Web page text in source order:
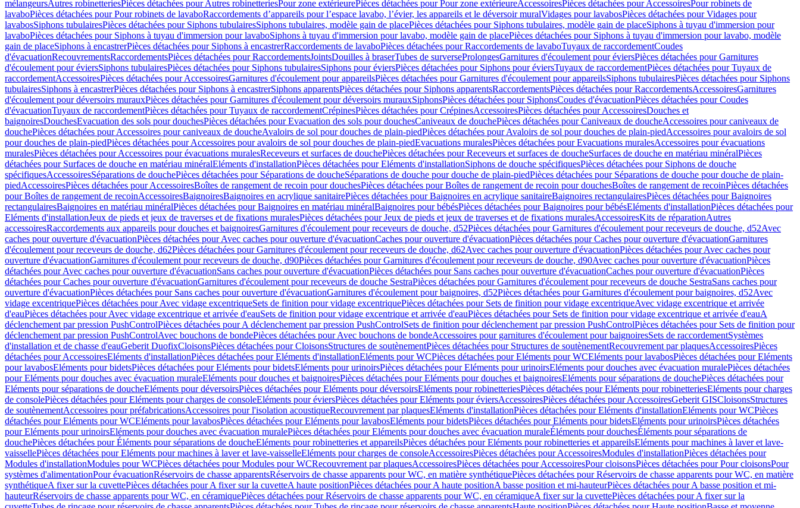
mélangeursAutres robinetteriesPièces détachées pour Autres robinetteriesPour zone extérieurePièces détachées pour Pour zone extérieureAccessoiresPièces détachées pour AccessoiresPour robinets de
lavaboPièces détachées pour Pour robinets de lavaboRaccordements d’appareils pour l’espace lavabo, l’évier, les appareils et le déversoir muralVidages pour lavabosPièces détachées pour Vidages pour
lavabosSiphons tubulairesPièces détachées pour Siphons tubulairesSiphons tubulaires, modèle gain de placePièces détachées pour Siphons tubulaires, modèle gain de placeSiphons à tuyau d'immersion pour
lavaboPièces détachées pour Siphons à tuyau d'immersion pour lavaboSiphons à tuyau d'immersion pour lavabo, modèle gain de placePièces détachées pour Siphons à tuyau d'immersion pour lavabo, modèle
gain de placeSiphons à encastrerPièces détachées pour Siphons à encastrerRaccordements de lavaboPièces détachées pour Raccordements de lavaboTuyaux de raccordementCoudes
d'évacuationRecouvrementsRaccordementsPièces détachées pour RaccordementsJointsDouilles à braserTubes de surverseProlongesGarnitures d'écoulement pour éviersPièces détachées pour Garnitures
d'écoulement pour éviersSiphons tubulairesPièces détachées pour Siphons tubulairesSiphons pour éviersPièces détachées pour Siphons pour éviersTuyaux de raccordementPièces détachées pour Tuyaux de
raccordementAccessoiresPièces détachées pour AccessoiresGarnitures d'écoulement pour appareilsPièces détachées pour Garnitures d'écoulement pour appareilsSiphons tubulairesPièces détachées pour Siphons
tubulairesSiphons à encastrerPièces détachées pour Siphons à encastrerSiphons apparentsPièces détachées pour Siphons apparentsRaccordementsPièces détachées pour RaccordementsAccessoiresGarnitures
d'écoulement pour déversoirs murauxPièces détachées pour Garnitures d'écoulement pour déversoirs murauxSiphonsPièces détachées pour SiphonsCoudes d'évacuationPièces détachées pour Coudes
d'évacuationTuyaux de raccordementPièces détachées pour Tuyaux de raccordementCrépinesPièces détachées pour CrépinesAccessoiresPièces détachées pour AccessoiresDouches et
baignoiresDouchesEvacuation des sols pour douchesPièces détachées pour Evacuation des sols pour douchesCaniveaux de douchePièces détachées pour Caniveaux de doucheAccessoires pour caniveaux de
douchePièces détachées pour Accessoires pour caniveaux de doucheAvaloirs de sol pour douches de plain-piedPièces détachées pour Avaloirs de sol pour douches de plain-piedAccessoires pour avaloirs de sol
pour douches de plain-piedPièces détachées pour Accessoires pour avaloirs de sol pour douches de plain-piedEvacuations muralesPièces détachées pour Evacuations muralesAccessoires pour évacuations
muralesPièces détachées pour Accessoires pour évacuations muralesReceveurs et surfaces de douchePièces détachées pour Receveurs et surfaces de doucheSurfaces de douche en matériau minéralPièces
détachées pour Surfaces de douche en matériau minéralEléments d'installationPièces détachées pour Eléments d'installationSiphons de douche spécifiquesPièces détachées pour Siphons de douche
spécifiquesAccessoiresSéparations de douchePièces détachées pour Séparations de doucheSéparations de douche pour douche de plain-piedPièces détachées pour Séparations de douche pour douche de plain-
piedAccessoiresPièces détachées pour AccessoiresBoîtes de rangement de recoin pour douchesPièces détachées pour Boîtes de rangement de recoin pour douchesBoîtes de rangement de recoinPièces détachées
pour Boîtes de rangement de recoinAccessoiresBaignoiresBaignoires en acrylique sanitairePièces détachées pour Baignoires en acrylique sanitaireBaignoires rectangulairesPièces détachées pour Baignoires
rectangulairesBaignoires en matériau minéralPièces détachées pour Baignoires en matériau minéralBaignoires pour bébésPièces détachées pour Baignoires pour bébésEléments d'installationPièces détachées pour
Eléments d'installationJeux de pieds et jeux de traverses et de fixations muralesPièces détachées pour Jeux de pieds et jeux de traverses et de fixations muralesAccessoiresKits de réparationAutres
accessoiresRaccordements aux appareils pour douches et baignoiresGarnitures d'écoulement pour receveurs de douche, d52Pièces détachées pour Garnitures d'écoulement pour receveurs de douche, d52Avec
caches pour ouverture d'évacuationPièces détachées pour Avec caches pour ouverture d'évacuationCaches pour ouverture d'évacuationPièces détachées pour Caches pour ouverture d'évacuationGarnitures
d'écoulement pour receveurs de douche, d62Pièces détachées pour Garnitures d'écoulement pour receveurs de douche, d62Avec caches pour ouverture d'évacuationPièces détachées pour Avec caches pour
ouverture d'évacuationGarnitures d'écoulement pour receveurs de douche, d90Pièces détachées pour Garnitures d'écoulement pour receveurs de douche, d90Avec caches pour ouverture d'évacuationPièces
détachées pour Avec caches pour ouverture d'évacuationSans caches pour ouverture d'évacuationPièces détachées pour Sans caches pour ouverture d'évacuationCaches pour ouverture d'évacuationPièces
détachées pour Caches pour ouverture d'évacuationGarnitures d'écoulement pour receveurs de douche SestraPièces détachées pour Garnitures d'écoulement pour receveurs de douche SestraSans caches pour
ouverture d'évacuationPièces détachées pour Sans caches pour ouverture d'évacuationGarnitures d'écoulement pour baignoires, d52Pièces détachées pour Garnitures d'écoulement pour baignoires, d52Avec
vidage excentriquePièces détachées pour Avec vidage excentriqueSets de finition pour vidage excentriquePièces détachées pour Sets de finition pour vidage excentriqueAvec vidage excentrique et arrivée
d'eauPièces détachées pour Avec vidage excentrique et arrivée d'eauSets de finition pour vidage excentrique et arrivée d'eauPièces détachées pour Sets de finition pour vidage excentrique et arrivée d'eauA
déclenchement par pression PushControlPièces détachées pour A déclenchement par pression PushControlSets de finition pour déclenchement par pression PushControlPièces détachées pour Sets de finition pour
déclenchement par pression PushControlAvec bouchons de bondePièces détachées pour Avec bouchons de bondeAccessoires pour garnitures d'écoulement pour baignoiresSets de raccordementSystèmes
d'installation et de chasse d'eauGeberit DuofixCloisonsPièces détachées pour CloisonsStructures de soutènementPièces détachées pour Structures de soutènementRecouvrement par plaquesAccessoiresPièces
détachées pour AccessoiresEléments d'installationPièces détachées pour Eléments d'installationEléments pour WCPièces détachées pour Eléments pour WCEléments pour lavabosPièces détachées pour Eléments
pour lavabosEléments pour bidetsPièces détachées pour Eléments pour bidetsEléments pour urinoirsPièces détachées pour Eléments pour urinoirsEléments pour douches avec évacuation muralePièces détachées
pour Eléments pour douches avec évacuation muraleEléments pour douches et baignoiresPièces détachées pour Eléments pour douches et baignoiresEléments pour séparations de douchePièces détachées pour
Eléments pour séparations de doucheEléments pour déversoirsPièces détachées pour Eléments pour déversoirsEléments pour robinetteriesPièces détachées pour Eléments pour robinetteriesEléments pour charges
de consolePièces détachées pour Eléments pour charges de consoleEléments pour éviersPièces détachées pour Eléments pour éviersAccessoiresPièces détachées pour AccessoiresGeberit GISCloisonsStructures
de soutènementAccessoires pour préfabricationsAccessoires pour l'isolation acoustiqueRecouvrement par plaquesEléments d'installationPièces détachées pour Eléments d'installationEléments pour WCPièces
détachées pour Eléments pour WCEléments pour lavabosPièces détachées pour Eléments pour lavabosEléments pour bidetsPièces détachées pour Eléments pour bidetsEléments pour urinoirsPièces détachées
pour Eléments pour urinoirsEléments pour douches avec évacuation muralePièces détachées pour Eléments pour douches avec évacuation muraleÉléments pour douchesÉléments pour séparations de
douchePièces détachées pour Éléments pour séparations de doucheEléments pour robinetteries et appareilsPièces détachées pour Eléments pour robinetteries et appareilsEléments pour machines à laver et lave-
vaissellePièces détachées pour Eléments pour machines à laver et lave-vaisselleEléments pour charges de consoleAccessoiresPièces détachées pour AccessoiresModules d'installationPièces détachées pour
Modules d'installationModules pour WCPièces détachées pour Modules pour WCRecouvrement par plaquesAccessoiresPièces détachées pour AccessoiresPour cloisonsPièces détachées pour Pour cloisonsPour
systèmes d'alimentationPour évacuationRéservoirs de chasse apparentsRéservoirs de chasse apparents pour WC, en matière synthétiquePièces détachées pour Réservoirs de chasse apparents pour WC, en matière
synthétiqueA fixer sur la cuvettePièces détachées pour A fixer sur la cuvetteA haute positionPièces détachées pour A haute positionA basse position et mi-hauteurPièces détachées pour A basse position et mi-
hauteurRéservoirs de chasse apparents pour WC, en céramiquePièces détachées pour Réservoirs de chasse apparents pour WC, en céramiqueA fixer sur la cuvettePièces détachées pour A fixer sur la